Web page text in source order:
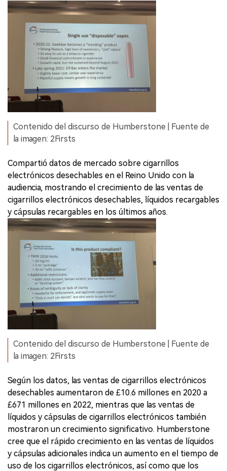
Contenido del discurso de Humberstone | Fuente de
la imagen: 2Firsts
Compartió datos de mercado sobre cigarrillos
electrónicos desechables en el Reino Unido con la
audiencia, mostrando el crecimiento de las ventas de
cigarrillos electrónicos desechables, líquidos recargables
y cápsulas recargables en los últimos años.
Contenido del discurso de Humberstone | Fuente de
la imagen: 2Firsts
Según los datos, las ventas de cigarrillos electrónicos
desechables aumentaron de £10.6 millones en 2020 a
£671 millones en 2022, mientras que las ventas de
líquidos y cápsulas de cigarrillos electrónicos también
mostraron un crecimiento significativo. Humberstone
cree que el rápido crecimiento en las ventas de líquidos
y cápsulas adicionales indica un aumento en el tiempo de
uso de los cigarrillos electrónicos, así como que los